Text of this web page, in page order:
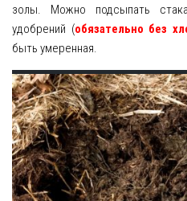
золы. Можно подсыпать
удобрений (обязательно без
быть умеренная.